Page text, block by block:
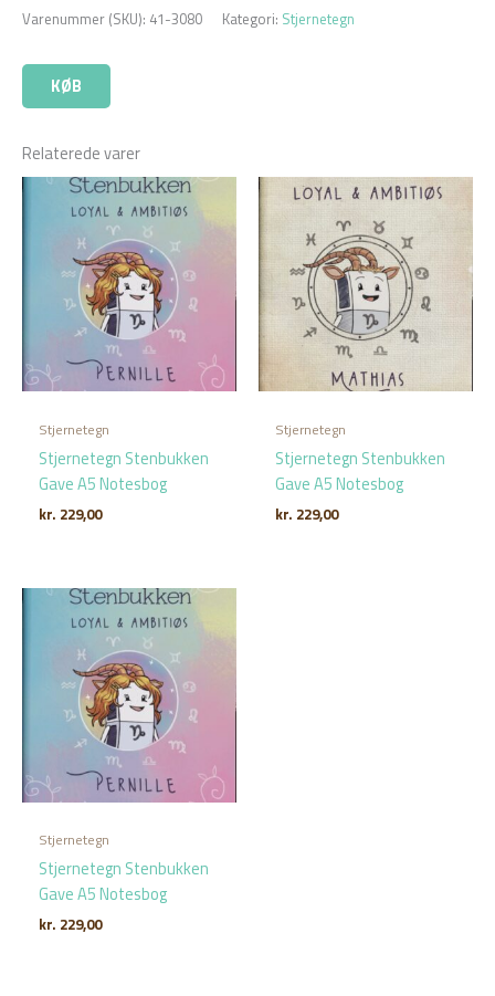
Varenummer (SKU): 41-3080 Kategori: Stjernetegn
KØB
Relaterede varer
Stjernetegn
Stjernetegn Stenbukken
Gave A5 Notesbog
kr. 229,00
Stjernetegn
Stjernetegn Stenbukken
Gave A5 Notesbog
kr. 229,00
Stjernetegn
Stjernetegn Stenbukken
Gave A5 Notesbog
kr. 229,00